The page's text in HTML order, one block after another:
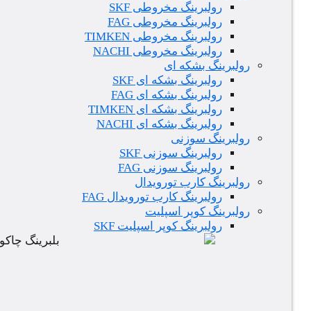
رولبرینگ مخروطی SKF
رولبرینگ مخروطی FAG
رولبرینگ مخروطی TIMKEN
رولبرینگ مخروطی NACHI
رولبرینگ بشکه ای
رولبرینگ بشکه ای SKF
رولبرینگ بشکه ای FAG
رولبرینگ بشکه ای TIMKEN
رولبرینگ بشکه ای NACHI
رولبرینگ سوزنی
رولبرینگ سوزنی SKF
رولبرینگ سوزنی FAG
رولبرینگ کارب تورویدال
رولبرینگ کارب تورویدال FAG
رولبرینگ کوپر اسپلیت
رولبرینگ کوپر اسپلیت SKF